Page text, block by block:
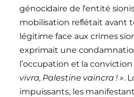
génocidaire de l’entité
mobilisation reflétait avant
légitime face aux crimes
exprimait une
l’occupation et la
vivra, Palestine vaincra ! ».
impuissants, les